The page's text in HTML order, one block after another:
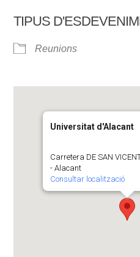
TIPUS
Reunions
Universitat d'Alacant
Carretera DE SAN
- Alacant
Consultar localització